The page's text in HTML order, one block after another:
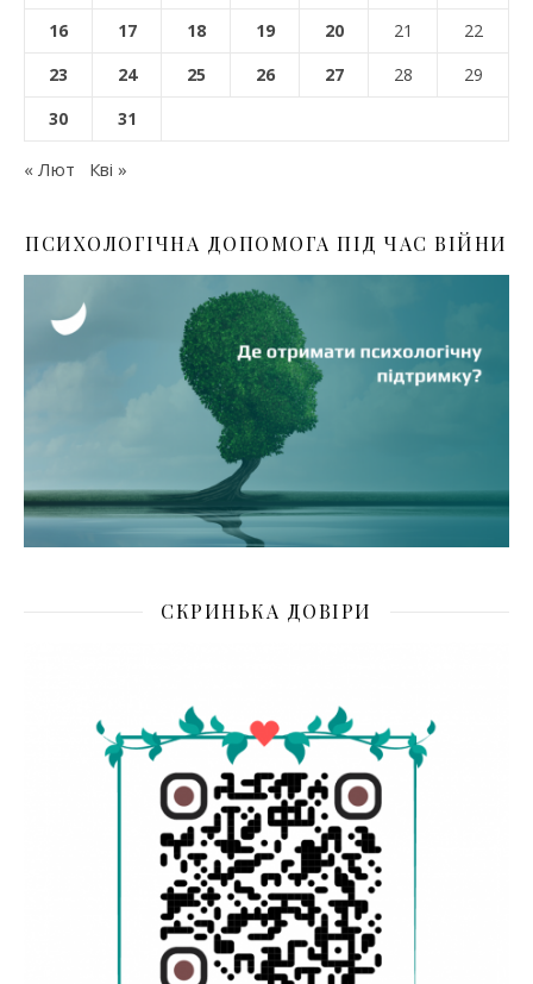
16 17 18 19 20 21
22
23
24 25 26 27 28
29
30
31
« Лют Кві »
ПСИХОЛОГІЧНА ДОПОМОГА ПІД ЧАС ВІЙНИ
СКРИНЬКА ДОВІРИ